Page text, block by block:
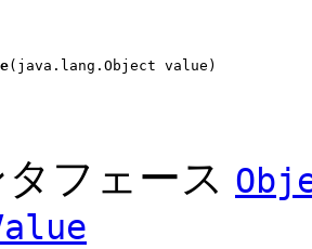
(java.lang.Object value)
フェース